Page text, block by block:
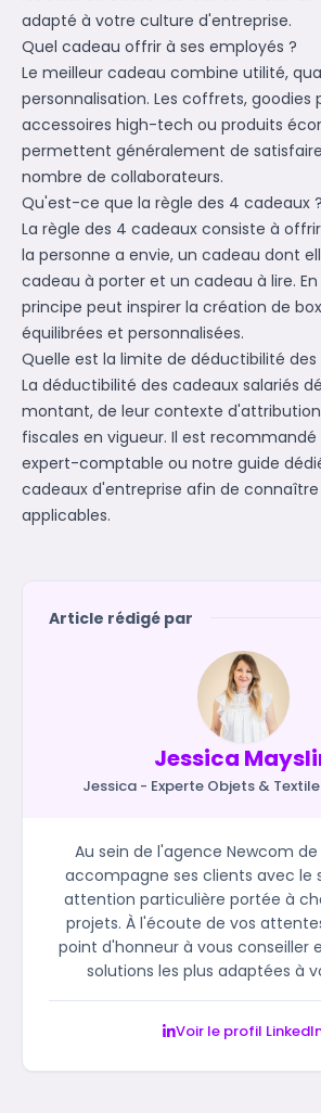
adapté à votre culture d'entreprise.
Quel cadeau offrir à ses employés ?
Le meilleur cadeau combine utilité,
personnalisation. Les coffrets, goodies
accessoires high-tech ou produits
permettent généralement de
nombre de collaborateurs.
Qu'est-ce que la règle des 4 cadeaux ?
La règle des 4 cadeaux consiste à
la personne a envie, un cadeau dont
cadeau à porter et un cadeau à lire.
principe peut inspirer la création de
équilibrées et personnalisées.
Quelle est la limite de déductibilité des
La déductibilité des cadeaux salariés
montant, de leur contexte
fiscales en vigueur. Il est
expert-comptable ou notre guide
cadeaux d'entreprise afin de connaître
applicables.
Article rédigé par
Jessica
Jessica - Experte Objets &
Au sein de l'agence Newcom de
accompagne ses clients avec le
attention particulière portée à
projets. À l'écoute de vos
point d'honneur à vous conseiller
solutions les plus adaptées à
Voir le profil